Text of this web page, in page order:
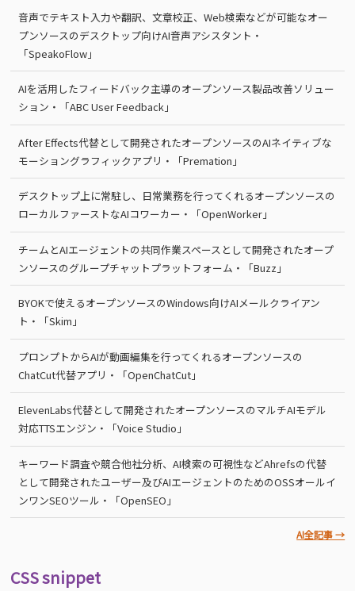
音声でテキスト入力や翻訳、文章校正、Web検索などが可能なオー
プンソースのデスクトップ向けAI音声アシスタント・
「SpeakoFlow」
AIを活用したフィードバック主導のオープンソース製品改善ソリュー
ション・「ABC User Feedback」
After Effects代替として開発されたオープンソースのAIネイティブな
モーショングラフィックアプリ・「Premation」
デスクトップ上に常駐し、日常業務を行ってくれるオープンソースの
ローカルファーストなAIコワーカー・「OpenWorker」
チームとAIエージェントの共同作業スペースとして開発されたオープ
ンソースのグループチャットプラットフォーム・「Buzz」
BYOKで使えるオープンソースのWindows向けAIメールクライアン
ト・「Skim」
プロンプトからAIが動画編集を行ってくれるオープンソースの
ChatCut代替アプリ・「OpenChatCut」
ElevenLabs代替として開発されたオープンソースのマルチAIモデル
対応TTSエンジン・「Voice Studio」
キーワード調査や競合他社分析、AI検索の可視性などAhrefsの代替
として開発されたユーザー及びAIエージェントのためのOSSオールイ
ンワンSEOツール・「OpenSEO」
AI全記事 →
CSS snippet